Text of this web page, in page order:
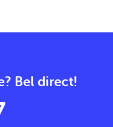
Bel direct!